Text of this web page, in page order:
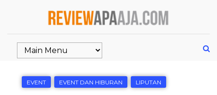
EVENT EVENT DAN HIBURAN LIPUTAN